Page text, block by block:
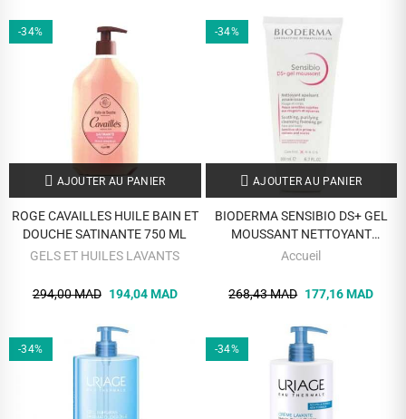
-34%
AJOUTER AU PANIER
ROGE CAVAILLES HUILE BAIN ET
DOUCHE SATINANTE 750 ML
GELS ET HUILES LAVANTS
294,00 MAD 194,04 MAD
-34%
AJOUTER AU PANIER
BIODERMA SENSIBIO DS+ GEL
MOUSSANT NETTOYANT
APAISANT 200 ML VISAGE ET
Accueil
268,43 MAD 177,16 MAD
-34% -34%